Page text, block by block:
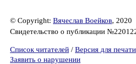
© Copyright: Вячеслав Воейков, 2020
Свидетельство о публикации
Список читателей / Версия для печати
Заявить о нарушении